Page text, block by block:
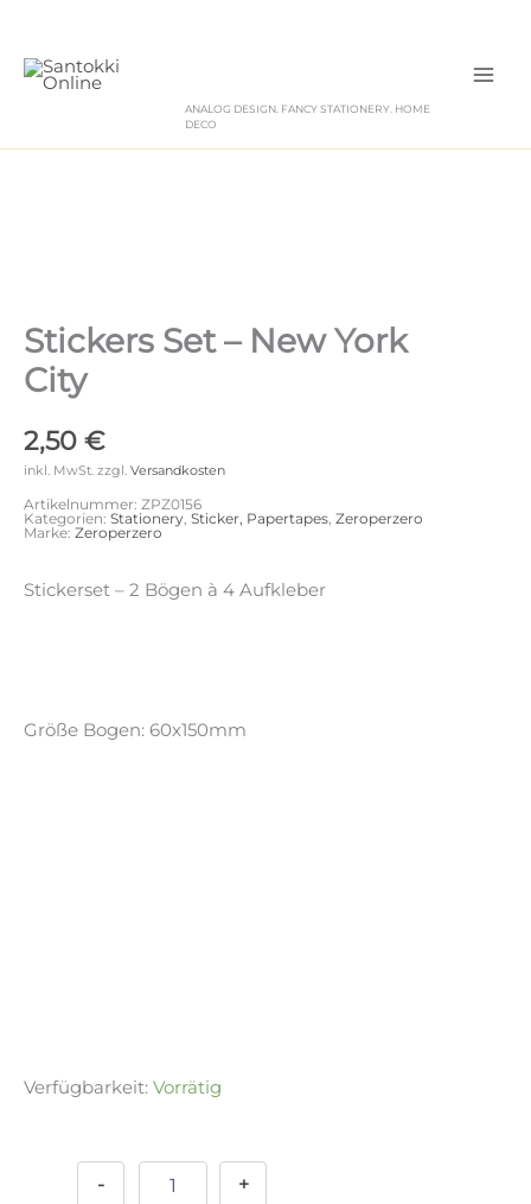
ANALOG DESIGN. FANCY STATIONERY. HOME
DECO
Stickers Set – New York
City
2,50 €
inkl. MwSt. zzgl. Versandkosten
Artikelnummer: ZPZ0156
Kategorien: Stationery Sticker, Papertapes Zeroperzero
Marke: Zeroperzero
Stickerset – 2 Bögen à 4 Aufkleber
Größe Bogen: 60x150mm
Verfügbarkeit: Vorrätig
- +